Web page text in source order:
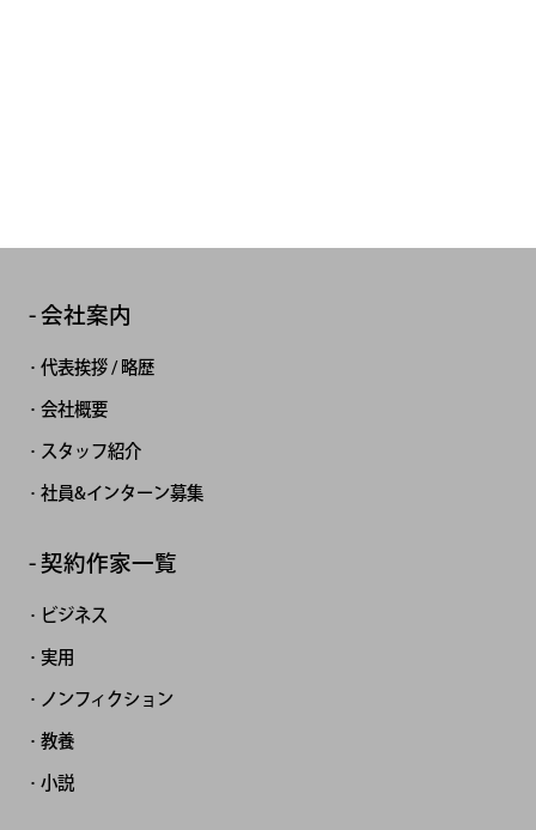
会社案内
代表挨拶 / 略歴
会社概要
スタッフ紹介
社員&インターン募集
契約作家一覧
ビジネス
実用
ノンフィクション
教養
小説